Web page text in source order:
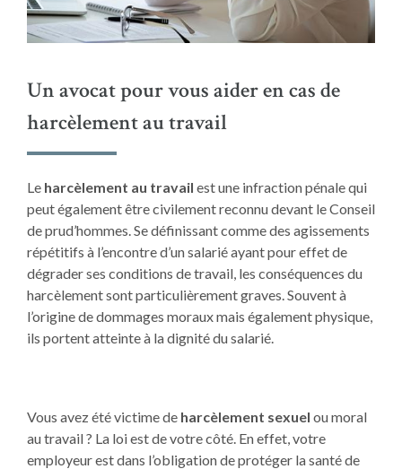
Un avocat pour vous aider en cas de
harcèlement au travail
Le harcèlement au travail est une infraction pénale qui
peut également être civilement reconnu devant le Conseil
de prud’hommes. Se définissant comme des agissements
répétitifs à l’encontre d’un salarié ayant pour effet de
dégrader ses conditions de travail, les conséquences du
harcèlement sont particulièrement graves. Souvent à
l’origine de dommages moraux mais également physique,
ils portent atteinte à la dignité du salarié.
Vous avez été victime de harcèlement sexuel ou moral
au travail ? La loi est de votre côté. En effet, votre
employeur est dans l’obligation de protéger la santé de